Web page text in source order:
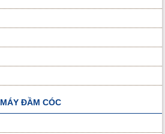
MÁY ĐẦM CÓC